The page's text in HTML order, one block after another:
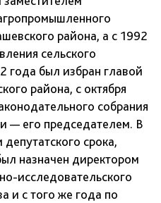
района, а с 1992
сельского
года был избран главой
района, с октября
собрания
— его председателем. В
срока,
назначен директором
исследовательского
и с того же года по